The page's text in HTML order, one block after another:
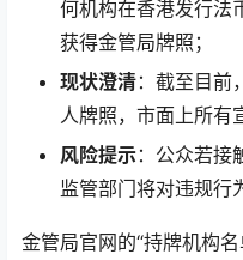
何机构在香港发行法
获得金管局牌照；
现状澄清：截至目前
人牌照，市面上所有
风险提示：公众若接
监管部门将对违规行
金管局官网的“持牌机构